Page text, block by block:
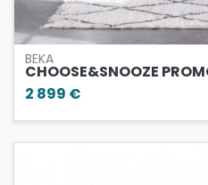
BEKA
CHOOSE&SNOOZE
2 899 €